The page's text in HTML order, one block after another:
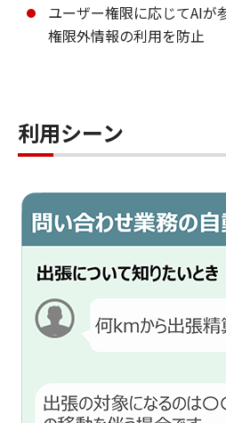
ユーザー権限に応じてAIが
権限外情報の利用を防止
利用シーン